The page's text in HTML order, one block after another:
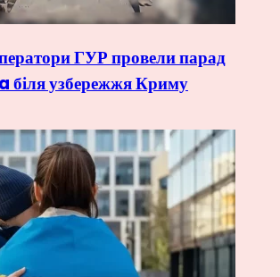
ГУР провели парад
біля узбережжя Криму